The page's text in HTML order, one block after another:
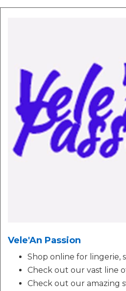
Vele'An Passion
Shop online for lingerie,
Check out our vast line
Check out our amazing